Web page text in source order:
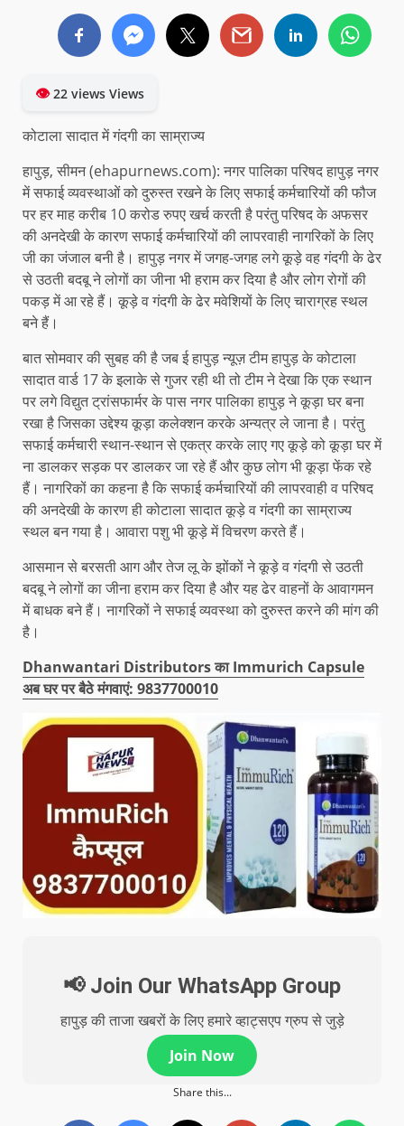
👁22 views Views
कोटाला सादात में गंदगी का साम्राज्य
हापुड़, सीमन (ehapurnews.com): नगर पालिका परिषद हापुड़ नगर
में सफाई व्यवस्थाओं को दुरुस्त रखने के लिए सफाई कर्मचारियों की फौज
पर हर माह करीब 10 करोड रुपए खर्च करती है परंतु परिषद के अफसर
की अनदेखी के कारण सफाई कर्मचारियों की लापरवाही नागरिकों के लिए
जी का जंजाल बनी है। हापुड़ नगर में जगह-जगह लगे कूड़े वह गंदगी के ढेर
से उठती बदबू ने लोगों का जीना भी हराम कर दिया है और लोग रोगों की
पकड़ में आ रहे हैं। कूड़े व गंदगी के ढेर मवेशियों के लिए चाराग्रह स्थल
बने हैं।
बात सोमवार की सुबह की है जब ई हापुड़ न्यूज़ टीम हापुड़ के कोटाला
सादात वार्ड 17 के इलाके से गुजर रही थी तो टीम ने देखा कि एक स्थान
पर लगे विद्युत ट्रांसफार्मर के पास नगर पालिका हापुड़ ने कूड़ा घर बना
रखा है जिसका उद्देश्य कूड़ा कलेक्शन करके अन्यत्र ले जाना है। परंतु
सफाई कर्मचारी स्थान-स्थान से एकत्र करके लाए गए कूड़े को कूड़ा घर में
ना डालकर सड़क पर डालकर जा रहे हैं और कुछ लोग भी कूड़ा फेंक रहे
हैं। नागरिकों का कहना है कि सफाई कर्मचारियों की लापरवाही व परिषद
की अनदेखी के कारण ही कोटाला सादात कूड़े व गंदगी का साम्राज्य
स्थल बन गया है। आवारा पशु भी कूड़े में विचरण करते हैं।
आसमान से बरसती आग और तेज लू के झोंकों ने कूड़े व गंदगी से उठती
बदबू ने लोगों का जीना हराम कर दिया है और यह ढेर वाहनों के आवागमन
में बाधक बने हैं। नागरिकों ने सफाई व्यवस्था को दुरुस्त करने की मांग की
है।
Dhanwantari Distributors का Immurich Capsule
अब घर पर बैठे मंगवाएं: 9837700010
📢 Join Our WhatsApp Group
हापुड़ की ताजा खबरों के लिए हमारे व्हाट्सएप ग्रुप से जुड़े
Join Now
Share this...